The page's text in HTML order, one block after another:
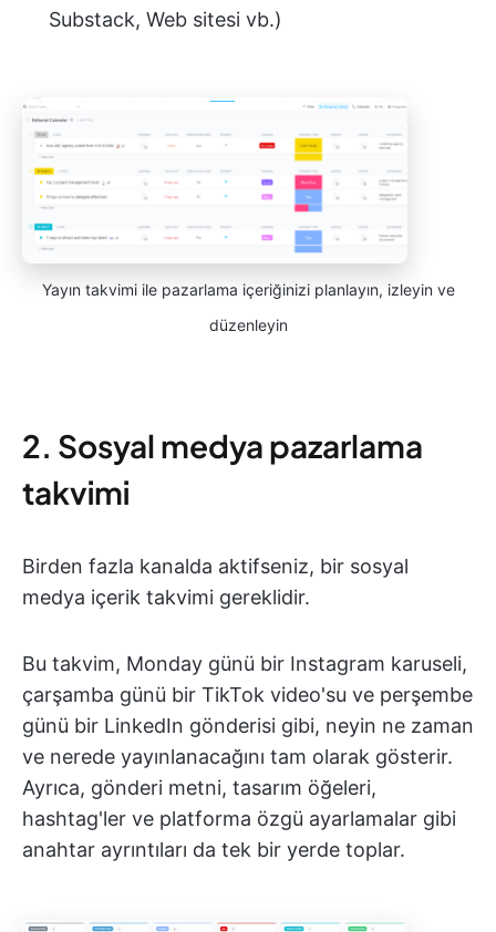
Substack, Web sitesi vb.)
Yayın takvimi ile pazarlama içeriğinizi planlayın, izleyin ve
düzenleyin
2. Sosyal medya pazarlama
takvimi
Birden fazla kanalda aktifseniz, bir sosyal
medya içerik takvimi gereklidir.
Bu takvim, Monday günü bir Instagram karuseli,
çarşamba günü bir TikTok video'su ve perşembe
günü bir LinkedIn gönderisi gibi, neyin ne zaman
ve nerede yayınlanacağını tam olarak gösterir.
Ayrıca, gönderi metni, tasarım öğeleri,
hashtag'ler ve platforma özgü ayarlamalar gibi
anahtar ayrıntıları da tek bir yerde toplar.